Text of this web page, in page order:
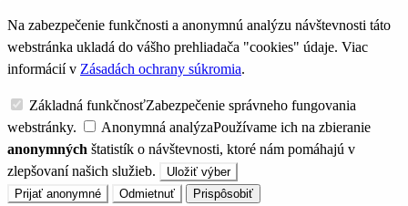
Na zabezpečenie funkčnosti a anonymnú analýzu návštevnosti táto
webstránka ukladá do vášho prehliadača "cookies" údaje. Viac
informácií v Zásadách ochrany súkromia.
Základná funkčnosťZabezpečenie správneho fungovania
webstránky.
Anonymná analýzaPoužívame ich na zbieranie
anonymných štatistík o návštevnosti, ktoré nám pomáhajú v
zlepšovaní našich služieb.
Uložiť výber
Prijať anonymné
Odmietnuť Prispôsobiť